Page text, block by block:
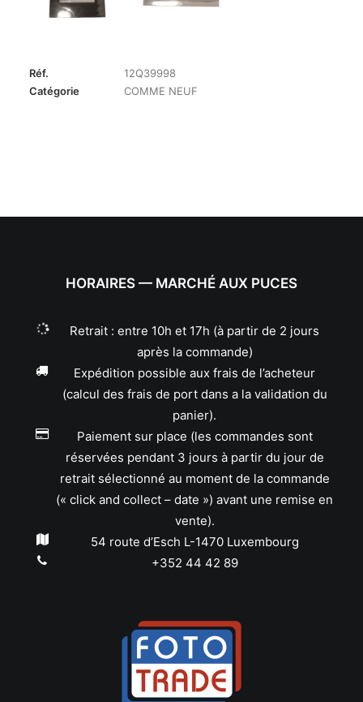
Réf.
12Q39998
Catégorie
COMME NEUF
HORAIRES — MARCHÉ AUX PUCES
Retrait : entre 10h et 17h (à partir de 2 jours
après la commande)
Expédition possible aux frais de l’acheteur
(calcul des frais de port dans a la validation du
panier).
Paiement sur place (les commandes sont
réservées pendant 3 jours à partir du jour de
retrait sélectionné au moment de la commande
(« click and collect – date ») avant une remise en
vente).
54 route d’Esch L-1470 Luxembourg
+352 44 42 89